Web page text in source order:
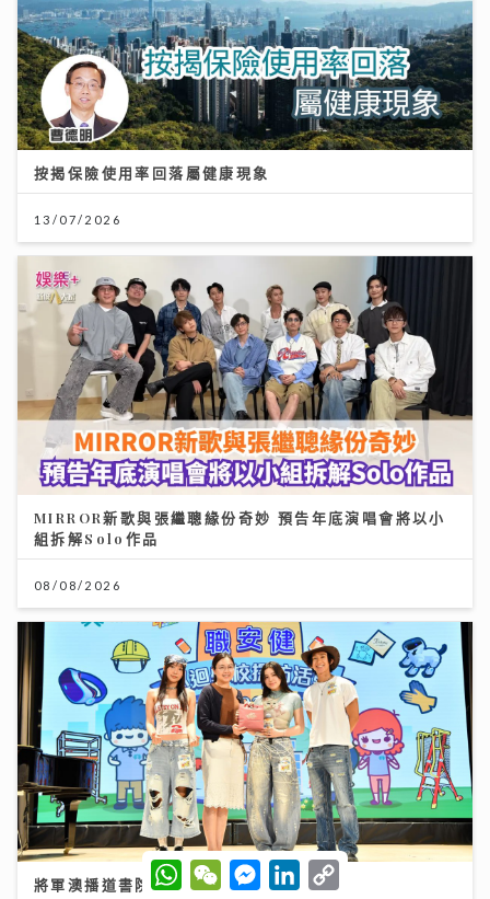
按揭保險使用率回落屬健康現象
13/07/2026
MIRROR新歌與張繼聰緣份奇妙 預告年底演唱會將以小
組拆解Solo作品
08/08/2026
將軍澳播道書院-中學部
W
h
W
e
M
e
L
C